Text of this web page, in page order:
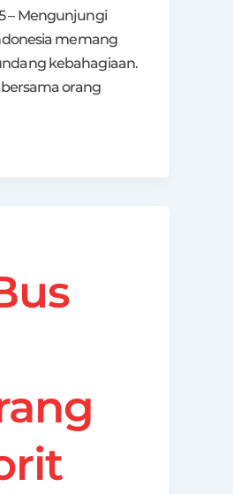
– Mengunjungi
memang
kebahagiaan.
orang